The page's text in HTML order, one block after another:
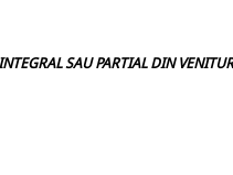
SAU PARTIAL DIN